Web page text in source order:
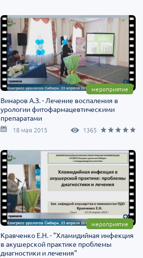
мероприятие
Винаров А.З. - Лечение воспаления в
урологии фитофармацевтическими
препаратами
18 мая 2015 1365
мероприятие
Кравченко Е.Н. - "Хламидийная инфекция
в акушерской практике проблемы
диагностики и лечения"